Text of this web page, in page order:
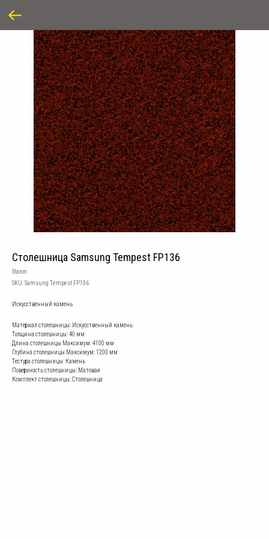
Столешница Samsung Tempest FP136
Staron
SKU:Samsung Tempest FP136
Искусственный камень
Материал столешницы: Искусственный камень
Толщина столешницы: 40 мм
Длина столешницы Mаксимум: 4100 мм
Глубина столешницы Mаксимум: 1200 мм
Тестура столешницы: Камень
Поверхность столешницы: Матовая
Комплект столешницы: Столешница